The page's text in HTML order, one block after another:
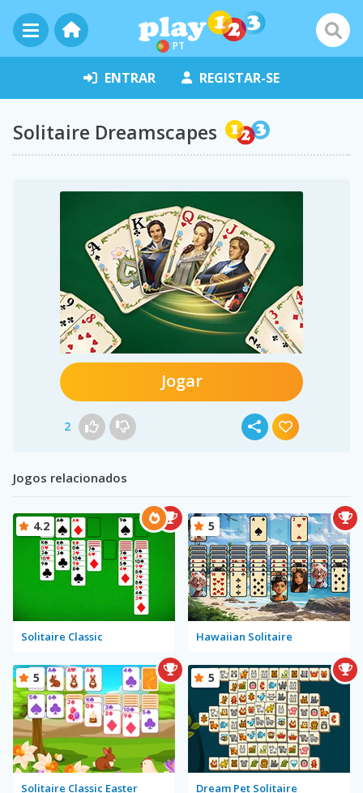
PT
ENTRAR REGISTAR-SE
Solitaire Dreamscapes
Jogar
2
Jogos relacionados
Solitaire Classic
4.2
Hawaiian Solitaire
5
Solitaire Classic Easter
5
Dream Pet Solitaire
5